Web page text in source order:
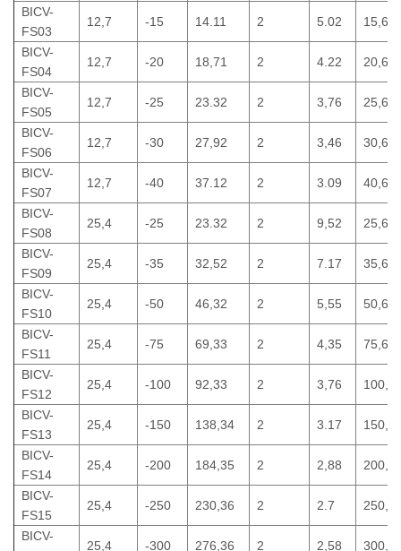
BICV-
FS03
12,7 -15 14.11 2 5.02 15,67
BICV-
FS04
12,7 -20 18,71 2 4.22 20,67
BICV-
FS05
12,7 -25 23.32 2 3,76 25,68
BICV-
FS06
12,7 -30 27,92 2 3,46 30,68
BICV-
FS07
12,7 -40 37.12 2 3.09 40,68
BICV-
FS08
25,4 -25 23.32 2 9,52 25,68
BICV-
FS09
25,4 -35 32,52 2 7.17 35,68
BICV-
FS10
25,4 -50 46,32 2 5,55 50,68
BICV-
FS11
25,4 -75 69,33 2 4,35 75,69
BICV-
FS12
25,4 -100 92,33 2 3,76
BICV-
FS13
25,4 -150 138,34 2 3.17
BICV-
FS14
25,4 -200 184,35 2 2,88
BICV-
FS15
25,4 -250 230,36 2 2.7
BICV-
25,4 -300 276,36 2 2,58